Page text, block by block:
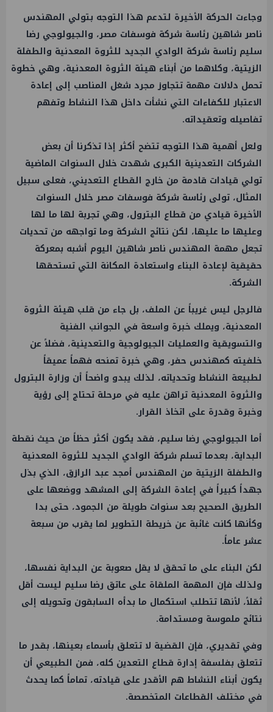
وجاءت الحركة الأخيرة لتدعم هذا التوجه بتولي المهندس
ناصر شاهين رئاسة شركة فوسفات مصر، والجيولوجي رضا
سليم رئاسة شركة الوادي الجديد للثروة المعدنية والطفلة
الزيتية، وكلاهما من أبناء هيئة الثروة المعدنية، وهي خطوة
تحمل دلالات مهمة تتجاوز مجرد شغل المناصب إلى إعادة
الاعتبار للكفاءات التي نشأت داخل هذا النشاط وتفهم
تفاصيله وتعقيداته.
ولعل أهمية هذا التوجه تتضح أكثر إذا تذكرنا أن بعض
الشركات التعدينية الكبرى شهدت خلال السنوات الماضية
تولي قيادات قادمة من خارج القطاع التعديني، فعلى سبيل
المثال، تولى رئاسة شركة فوسفات مصر خلال السنوات
الأخيرة قيادي من قطاع البترول، وهي تجربة لها ما لها
وعليها ما عليها، لكن نتائج الشركة وما تواجهه من تحديات
تجعل مهمة المهندس ناصر شاهين اليوم أشبه بمعركة
حقيقية لإعادة البناء واستعادة المكانة التي تستحقها
الشركة.
فالرجل ليس غريباً عن الملف، بل جاء من قلب هيئة الثروة
المعدنية، ويملك خبرة واسعة في الجوانب الفنية
والتسويقية والعمليات الجيولوجية والتعدينية، فضلاً عن
خلفيته كمهندس حفر، وهي خبرة تمنحه فهماً عميقاً
لطبيعة النشاط وتحدياته، لذلك يبدو واضحاً أن وزارة البترول
والثروة المعدنية تراهن عليه في مرحلة تحتاج إلى رؤية
وخبرة وقدرة على اتخاذ القرار.
أما الجيولوجي رضا سليم، فقد يكون أكثر حظاً من حيث نقطة
البداية، بعدما تسلم شركة الوادي الجديد للثروة المعدنية
والطفلة الزيتية من المهندس أمجد عبد الرازق، الذي بذل
جهداً كبيراً في إعادة الشركة إلى المشهد ووضعها على
الطريق الصحيح بعد سنوات طويلة من الجمود، حتى بدا
وكأنها كانت غائبة عن خريطة التطوير لما يقرب من سبعة
عشر عاماً.
لكن البناء على ما تحقق لا يقل صعوبة عن البداية نفسها،
ولذلك فإن المهمة الملقاة على عاتق رضا سليم ليست أقل
ثقلاً، لأنها تتطلب استكمال ما بدأه السابقون وتحويله إلى
نتائج ملموسة ومستدامة.
وفي تقديري، فإن القضية لا تتعلق بأسماء بعينها، بقدر ما
تتعلق بفلسفة إدارة قطاع التعدين كله، فمن الطبيعي أن
يكون أبناء النشاط هم الأقدر على قيادته، تماماً كما يحدث
في مختلف القطاعات المتخصصة.